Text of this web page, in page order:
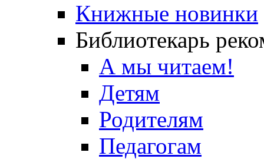
Книжные новинки
Библиотекарь
А мы читаем!
Детям
Родителям
Педагогам